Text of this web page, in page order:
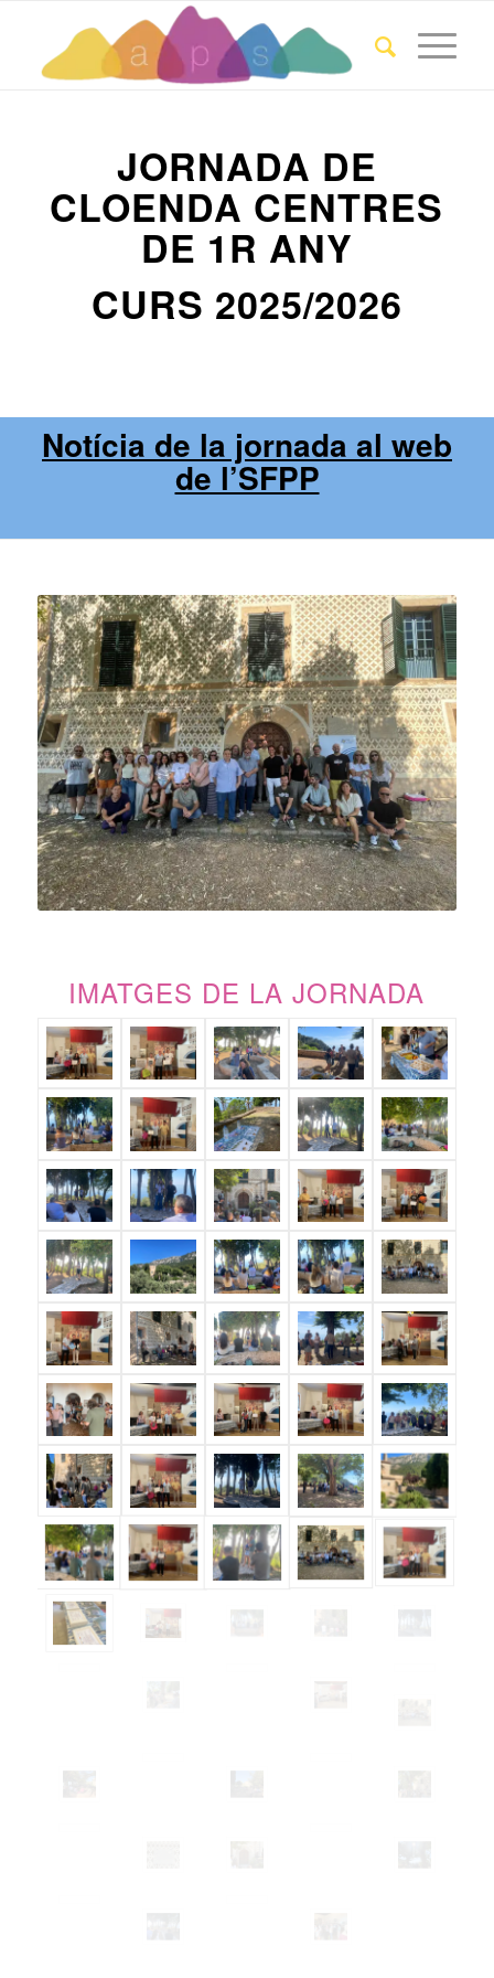
JORNADA DE
CLOENDA CENTRES
DE 1R ANY
CURS 2025/2026
Notícia de la jornada al web
de l’SFPP
IMATGES DE LA JORNADA